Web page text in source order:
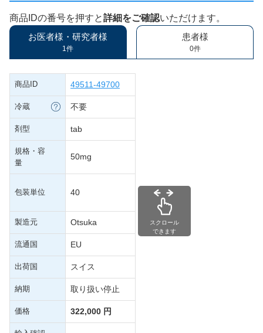
商品IDの番号を押すと詳細をご確認いただけます。
お医者様・研究者様
1件
患者様
0件
商品ID 49511-49700
冷蔵 不要
剤型 tab
規格・容
量
50mg
包装単位 40
製造元 Otsuka
流通国 EU
出荷国 スイス
納期 取り扱い停止
価格 322,000 円
スクロール
できます